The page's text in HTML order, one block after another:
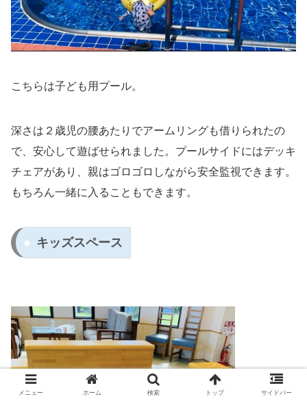
こちらは子ども用プール。
深さは２歳児の腰あたりでアームリングも借りられたの
で、安心して遊ばせられました。プールサイドにはデッキ
チェアがあり、親はゴロゴロしながら安全監視できます。
もちろん一緒に入ることもできます。
キッズスペース
メニュー ホーム 検索 トップ サイドバー